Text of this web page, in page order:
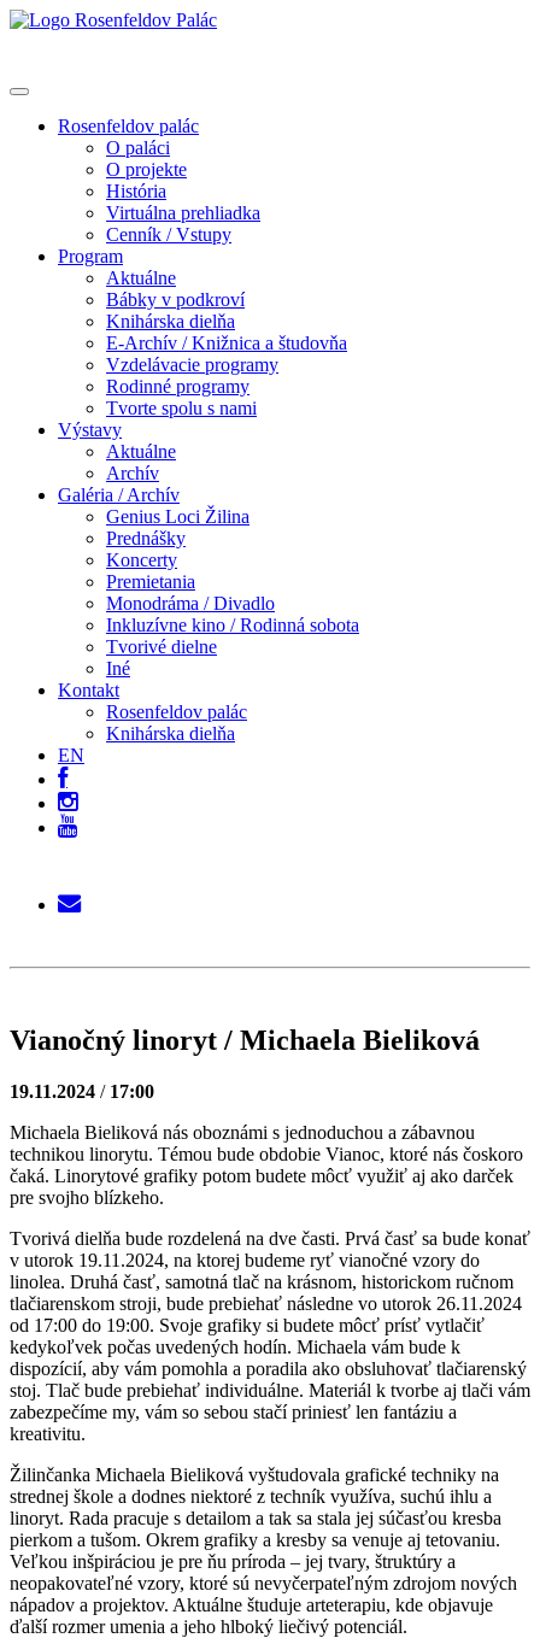
Rosenfeldov palác
O paláci
O projekte
História
Virtuálna prehliadka
Cenník / Vstupy
Program
Aktuálne
Bábky v podkroví
Knihárska dielňa
E-Archív / Knižnica a študovňa
Vzdelávacie programy
Rodinné programy
Tvorte spolu s nami
Výstavy
Aktuálne
Archív
Galéria / Archív
Genius Loci Žilina
Prednášky
Koncerty
Premietania
Monodráma / Divadlo
Inkluzívne kino / Rodinná sobota
Tvorivé dielne
Iné
Kontakt
Rosenfeldov palác
Knihárska dielňa
EN
Vianočný linoryt / Michaela Bieliková
19.11.2024 / 17:00
Michaela Bieliková nás oboznámi s jednoduchou a zábavnou
technikou linorytu. Témou bude obdobie Vianoc, ktoré nás čoskoro
čaká. Linorytové grafiky potom budete môcť využiť aj ako darček
pre svojho blízkeho.
Tvorivá dielňa bude rozdelená na dve časti. Prvá časť sa bude konať
v utorok 19.11.2024, na ktorej budeme ryť vianočné vzory do
linolea. Druhá časť, samotná tlač na krásnom, historickom ručnom
tlačiarenskom stroji, bude prebiehať následne vo utorok 26.11.2024
od 17:00 do 19:00. Svoje grafiky si budete môcť prísť vytlačiť
kedykoľvek počas uvedených hodín. Michaela vám bude k
dispozícií, aby vám pomohla a poradila ako obsluhovať tlačiarenský
stoj. Tlač bude prebiehať individuálne. Materiál k tvorbe aj tlači vám
zabezpečíme my, vám so sebou stačí priniesť len fantáziu a
kreativitu.
Žilinčanka Michaela Bieliková vyštudovala grafické techniky na
strednej škole a dodnes niektoré z techník využíva, suchú ihlu a
linoryt. Rada pracuje s detailom a tak sa stala jej súčasťou kresba
pierkom a tušom. Okrem grafiky a kresby sa venuje aj tetovaniu.
Veľkou inšpiráciou je pre ňu príroda – jej tvary, štruktúry a
neopakovateľné vzory, ktoré sú nevyčerpateľným zdrojom nových
nápadov a projektov. Aktuálne študuje arteterapiu, kde objavuje
ďalší rozmer umenia a jeho hlboký liečivý potenciál.